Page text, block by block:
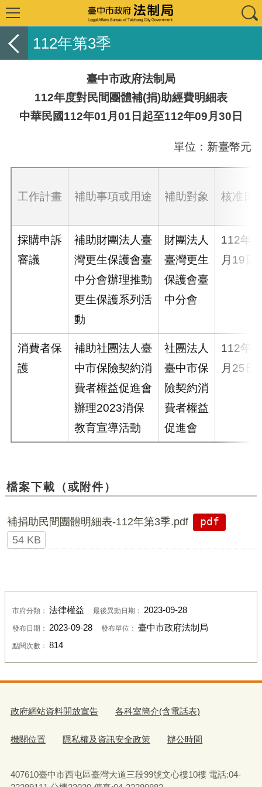
112年第3季
臺中市政府法制局
112年度對民間團體補(捐)助經費明細表
中華民國112年01月01日起至112年09月30日
單位：新臺幣元
工作計畫 補助事項或用途 補助對象 核准日
採購申訴
審議
補助財團法人臺
灣更生保護會臺
中分會辦理推動
更生保護系列活
動
財團法人
臺灣更生
保護會臺
中分會
112年1
月19日
消費者保
護
補助社團法人臺
中市保險契約消
費者權益促進會
辦理2023消保
教育宣導活動
社團法人
臺中市保
險契約消
費者權益
促進會
112年9
月25日
檔案下載（或附件）
補捐助民間團體明細表-112年第3季.pdf
pdf
54 KB
市府分類： 法律權益 最後異動日期： 2023-09-28
發布日期： 2023-09-28 發布單位： 臺中市政府法制局
點閱次數： 814
政府網站資料開放宣告 各科室簡介(含電話表)
機關位置 隱私權及資訊安全政策 辦公時間
407610臺中市西屯區臺灣大道三段99號文心樓10樓 電話:04-